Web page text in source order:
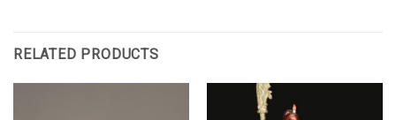
RELATED PRODUCTS